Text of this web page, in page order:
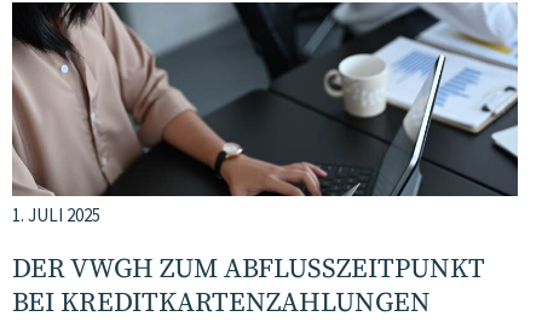
1. JULI 2025
DER VWGH ZUM ABFLUSSZEITPUNKT
BEI KREDITKARTENZAHLUNGEN